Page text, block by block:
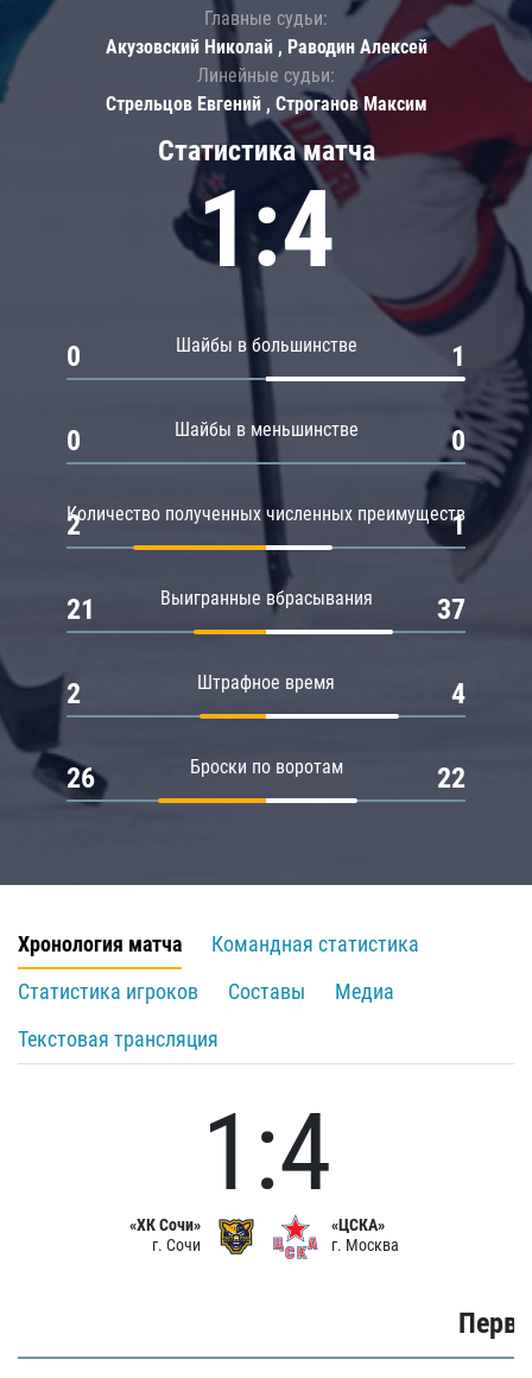
Статистика матча
1:4
Шайбы в большинстве
0 1
Шайбы в меньшинстве
0 0
Количество полученных численных преимуществ
2 1
Выигранные вбрасывания
21 37
Штрафное время
2 4
Броски по воротам
26 22
Главные судьи:
Акузовский Николай , Раводин Алексей
Линейные судьи:
Стрельцов Евгений , Строганов Максим
Хронология матча
Командная статистика
Статистика игроков
Составы
Медиа
Текстовая трансляция
«ХК Сочи»
г. Сочи
1:4
«ЦСКА»
г. Москва